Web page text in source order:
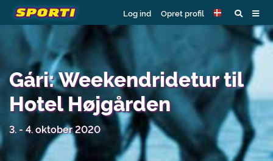
Log ind Opret profil
Gári: Weekendridetur til
Hotel Højgården
3. - 4. oktober 2020